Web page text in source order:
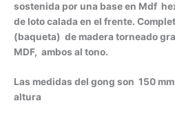
sostenida por una base en Mdf
de loto calada en el frente.
(baqueta) de madera torneado
MDF, ambos al tono.
Las medidas del gong son 150
altura